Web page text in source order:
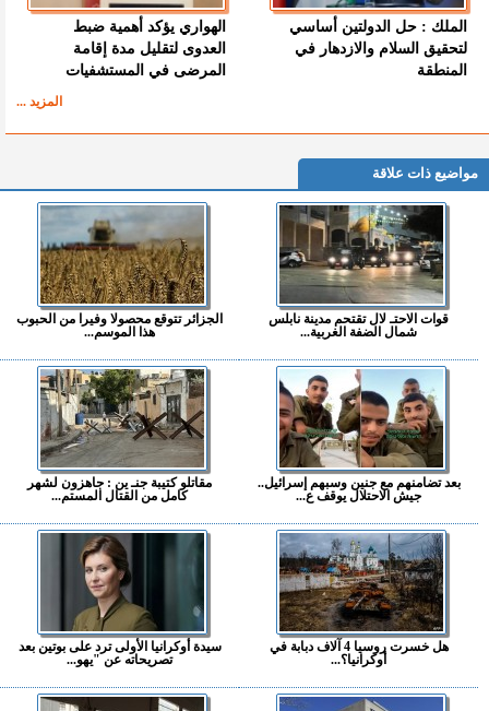
الملك : حل الدولتين أساسي
لتحقيق السلام والازدهار في
المنطقة
الهواري يؤكد أهمية ضبط
العدوى لتقليل مدة إقامة
المرضى في المستشفيات
المزيد ...
مواضيع ذات علاقة
قوات الاحتـ لال تقتحم مدينة نابلس
شمال الضفة الغربية...
الجزائر تتوقع محصولا وفيرا من الحبوب
هذا الموسم...
بعد تضامنهم مع جنين وسبهم إسرائيل..
جيش الاحتلال يوقف ع...
مقاتلو كتيبة جنـ ين : جاهزون لشهر
كامل من القتال المستم...
هل خسرت روسيا 4 آلاف دبابة في
أوكرانيا؟...
سيدة أوكرانيا الأولى ترد على بوتين بعد
تصريحاته عن "يهو...